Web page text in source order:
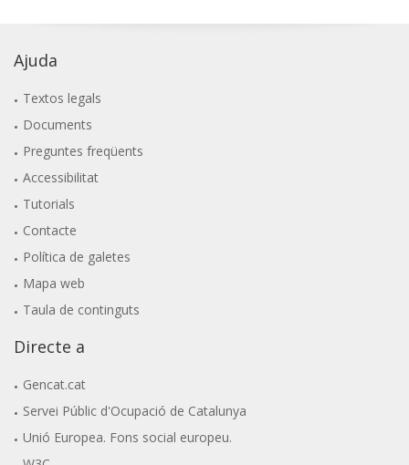
Ajuda
Textos legals
Documents
Preguntes freqüents
Accessibilitat
Tutorials
Contacte
Política de galetes
Mapa web
Taula de continguts
Directe a
Gencat.cat
Servei Públic d'Ocupació de Catalunya
Unió Europea. Fons social europeu.